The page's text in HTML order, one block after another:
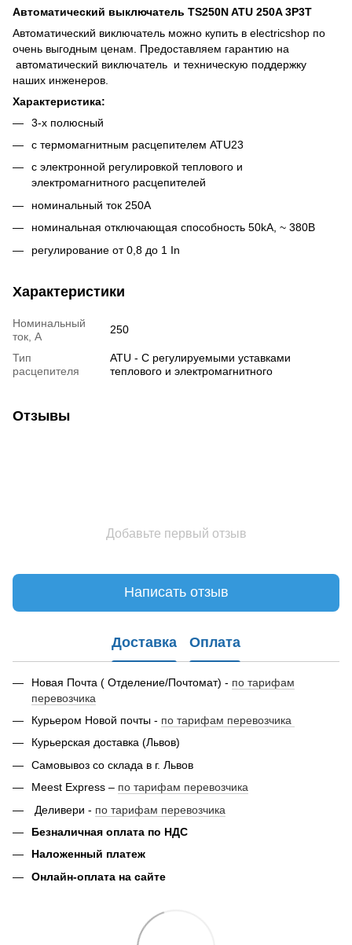
Автоматический выключатель TS250N ATU 250A 3P3T
Автоматический виключатель можно купить в electricshop по
очень выгодным ценам. Предоставляем гарантию на
автоматический виключатель и техническую поддержку
наших инженеров.
Характеристика:
3-х полюсный
с термомагнитным расцепителем ATU23
c электронной регулировкой теплового и
электромагнитного расцепителей
номинальный ток 250A
номинальная отключающая способность 50kA, ~ 380В
регулирование от 0,8 до 1 In
Характеристики
Номинальный
ток, А
250
Тип
расцепителя
ATU - С регулируемыми уставками
теплового и электромагнитного
Отзывы
Добавьте первый отзыв
Написать отзыв
Доставка Оплата
Новая Почта ( Отделение/Почтомат) - по тарифам
перевозчика
Курьером Новой почты - по тарифам перевозчика
Курьерская доставка (Львов)
Самовывоз со склада в г. Львов
Meest Express – по тарифам перевозчика
Деливери - по тарифам перевозчика
Безналичная оплата по НДС
Наложенный платеж
Онлайн-оплата на сайте